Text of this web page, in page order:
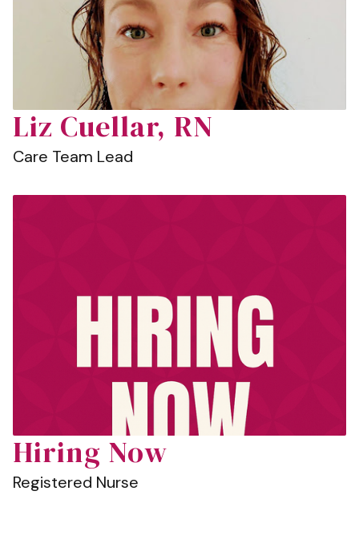
Liz Cuellar, RN
Care Team Lead
Hiring Now
Registered Nurse